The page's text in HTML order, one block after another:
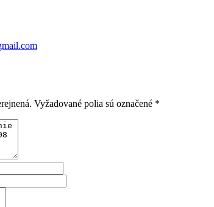
Vyžadované polia sú označené *